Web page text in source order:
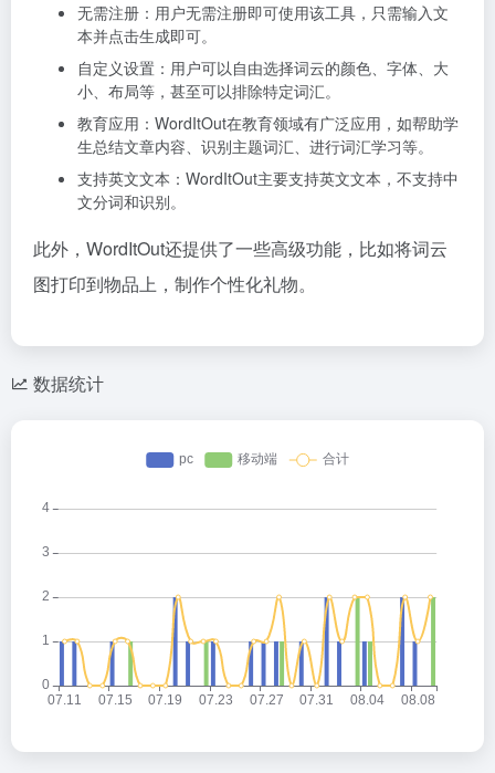
无需注册：用户无需注册即可使用该工具，只需输入文
本并点击生成即可。
自定义设置：用户可以自由选择词云的颜色、字体、大
小、布局等，甚至可以排除特定词汇。
教育应用：WordItOut在教育领域有广泛应用，如帮助学
生总结文章内容、识别主题词汇、进行词汇学习等。
支持英文文本：WordItOut主要支持英文文本，不支持中
文分词和识别。
此外，WordItOut还提供了一些高级功能，比如将词云
图打印到物品上，制作个性化礼物。
数据统计